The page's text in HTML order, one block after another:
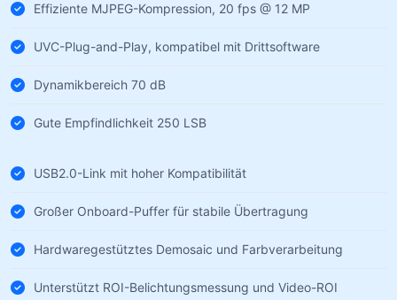
Effiziente MJPEG-Kompression, 20 fps @ 12 MP
UVC-Plug-and-Play, kompatibel mit Drittsoftware
Dynamikbereich 70 dB
Gute Empfindlichkeit 250 LSB
USB2.0-Link mit hoher Kompatibilität
Großer Onboard-Puffer für stabile Übertragung
Hardwaregestütztes Demosaic und Farbverarbeitung
Unterstützt ROI-Belichtungsmessung und Video-ROI